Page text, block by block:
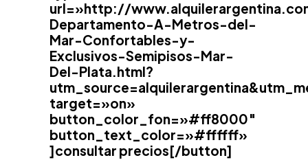
url=»http://
Departamento-A-Metros-del-
Mar-Confortables-y-
Exclusivos-Semipisos-Mar-
Del-Plata.html?
target=»on»
button_color_fon=»#ff8000″
button_text_color=»#ffffff»
]consultar precios[/button]